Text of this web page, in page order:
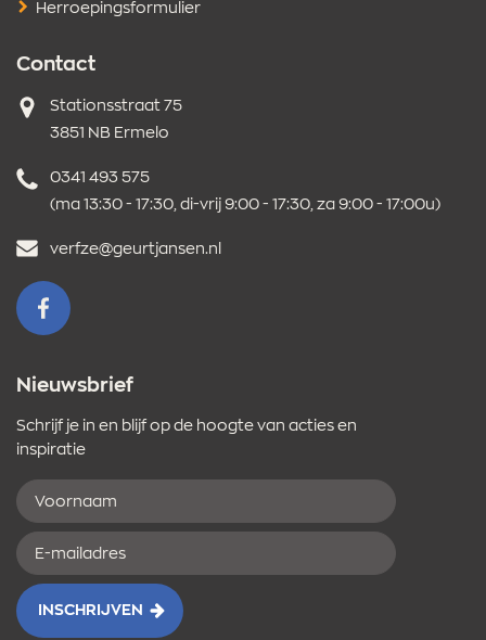
Herroepingsformulier
Contact
Adres
Stationsstraat 75
3851 NB Ermelo
Telefoonnummer
0341 493 575
(ma 13:30 - 17:30, di-vrij 9:00 - 17:30, za 9:00 - 17:00u)
E-
verfze@geurtjansen.nl
VOLG ONS OP FACEBOOK
Nieuwsbrief
Schrijf je in en blijf op de hoogte van acties en
inspiratie
Voornaam
E-
mailadres
INSCHRIJVEN